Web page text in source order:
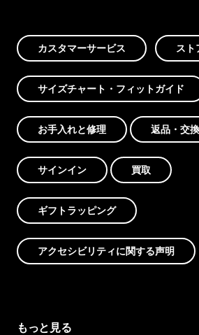
カスタマーサービス スト
サイズチャート・フィットガイド
お手入れと修理 返品・交換
サインイン 買取
ギフトラッピング
アクセシビリティに関する声明
もっと見る